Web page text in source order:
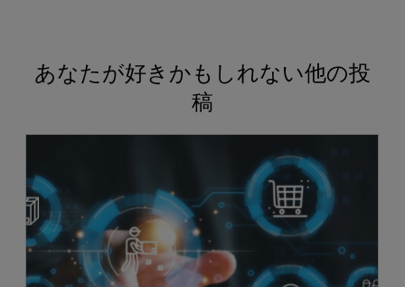
あなたが好きかもしれない他の投
稿